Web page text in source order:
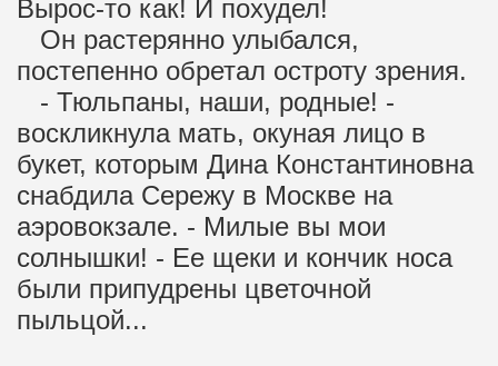
Вырос-то как! И похудел!
Он растерянно улыбался,
постепенно обретал остроту зрения.
- Тюльпаны, наши, родные! -
воскликнула мать, окуная лицо в
букет, которым Дина Константиновна
снабдила Сережу в Москве на
аэровокзале. - Милые вы мои
солнышки! - Ее щеки и кончик носа
были припудрены цветочной
пыльцой...